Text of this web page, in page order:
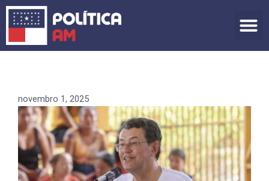
para
conteúdo
novembro 1, 2025